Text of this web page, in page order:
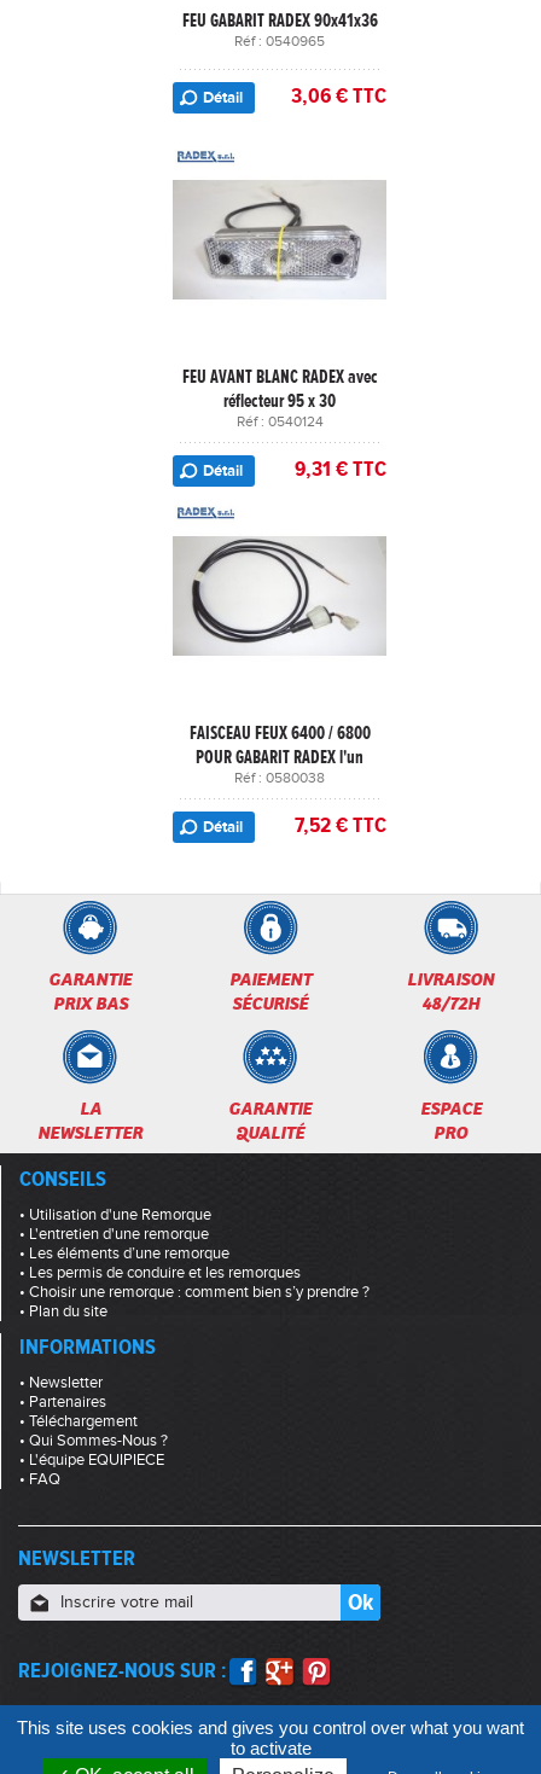
FEU GABARIT RADEX 90x41x36
Réf : 0540965
Détail 3,06 € TTC
FEU AVANT BLANC RADEX avec
réflecteur 95 x 30
Réf : 0540124
Détail 9,31 € TTC
FAISCEAU FEUX 6400 / 6800
POUR GABARIT RADEX l'un
Réf : 0580038
Détail 7,52 € TTC
GARANTIE
PRIX BAS
PAIEMENT
SÉCURISÉ
LIVRAISON
48/72H
LA
NEWSLETTER
GARANTIE
QUALITÉ
ESPACE
PRO
CONSEILS
• Utilisation d'une Remorque
• L'entretien d'une remorque
• Les éléments d’une remorque
• Les permis de conduire et les remorques
• Choisir une remorque : comment bien s’y prendre ?
• Plan du site
INFORMATIONS
• Newsletter
• Partenaires
• Téléchargement
• Qui Sommes-Nous ?
• L'équipe EQUIPIECE
• FAQ
NEWSLETTER
REJOIGNEZ-NOUS SUR :
This site uses cookies and gives you control over what you want
to activate